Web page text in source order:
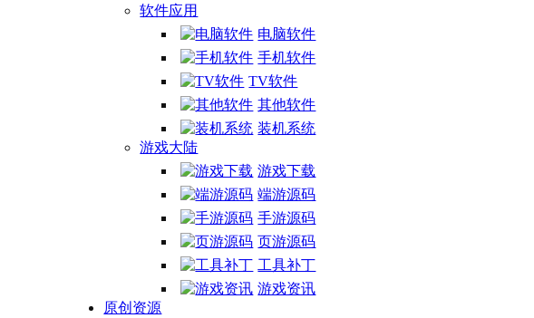
软件应用
电脑软件
手机软件
TV软件
其他软件
装机系统
游戏大陆
游戏下载
端游源码
手游源码
页游源码
工具补丁
游戏资讯
原创资源